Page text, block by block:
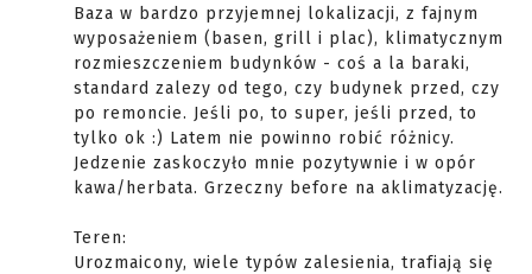
Baza w bardzo przyjemnej lokalizacji, z fajnym
wyposażeniem (basen, grill i plac), klimatycznym
rozmieszczeniem budynków - coś a la baraki,
standard zalezy od tego, czy budynek przed, czy
po remoncie. Jeśli po, to super, jeśli przed, to
tylko ok :) Latem nie powinno robić różnicy.
Jedzenie zaskoczyło mnie pozytywnie i w opór
kawa/herbata. Grzeczny before na aklimatyzację.
Teren:
Urozmaicony, wiele typów zalesienia, trafiają się